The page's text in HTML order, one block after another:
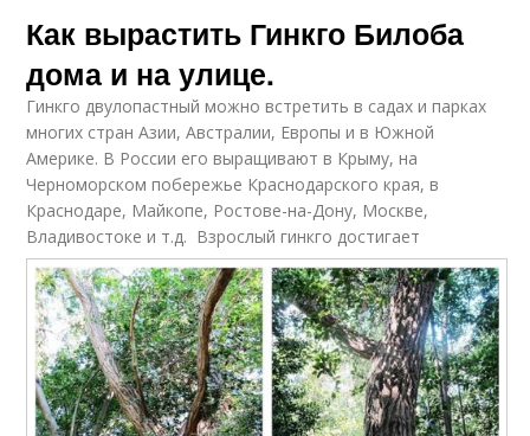
Как вырастить Гинкго Билоба
дома и на улице.
Гинкго двулопастный можно встретить в садах и парках
многих стран Азии, Австралии, Европы и в Южной
Америке. В России его выращивают в Крыму, на
Черноморском побережье Краснодарского края, в
Краснодаре, Майкопе, Ростове-на-Дону, Москве,
Владивостоке и т.д. Взрослый гинкго достигает